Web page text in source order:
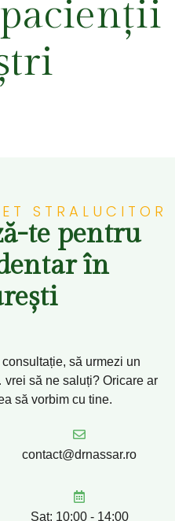
STRALUCITOR
te pentru
în
să urmezi un
să ne saluți? Oricare ar
să vorbim cu tine.
contact@drnassar.ro
Sat: 10:00 - 14:00